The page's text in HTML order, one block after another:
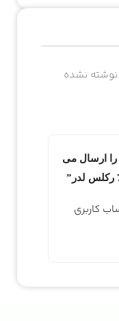
نشده
را ارسال می
کاربری